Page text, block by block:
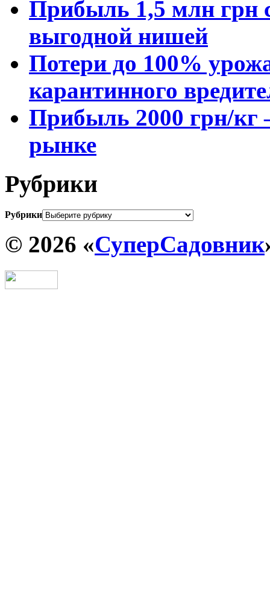
Прибыль 1,5 млн грн
выгодной нишей
Потери до 100%
карантинного
Прибыль 2000 грн/кг
рынке
Рубрики
Рубрики
© 2026 «СуперСадовник